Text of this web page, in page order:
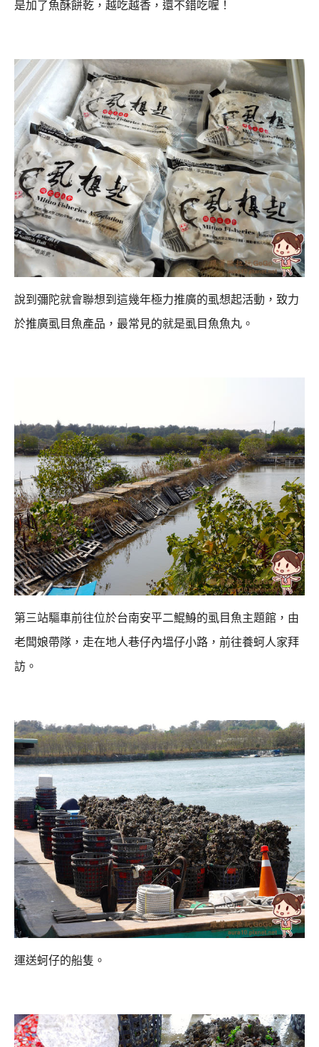
是加了魚酥餅乾，越吃越香，還不錯吃喔！
說到彌陀就會聯想到這幾年極力推廣的虱想起活動， 致力
於推廣虱目魚產品，最常見的就是虱目魚魚丸。
第三站驅車前往位於台南安平二鯤鯓的虱目魚主題館， 由
老闆娘帶隊，走在地人巷仔內塭仔小路，前往養蚵人家拜
訪。
運送蚵仔的船隻。